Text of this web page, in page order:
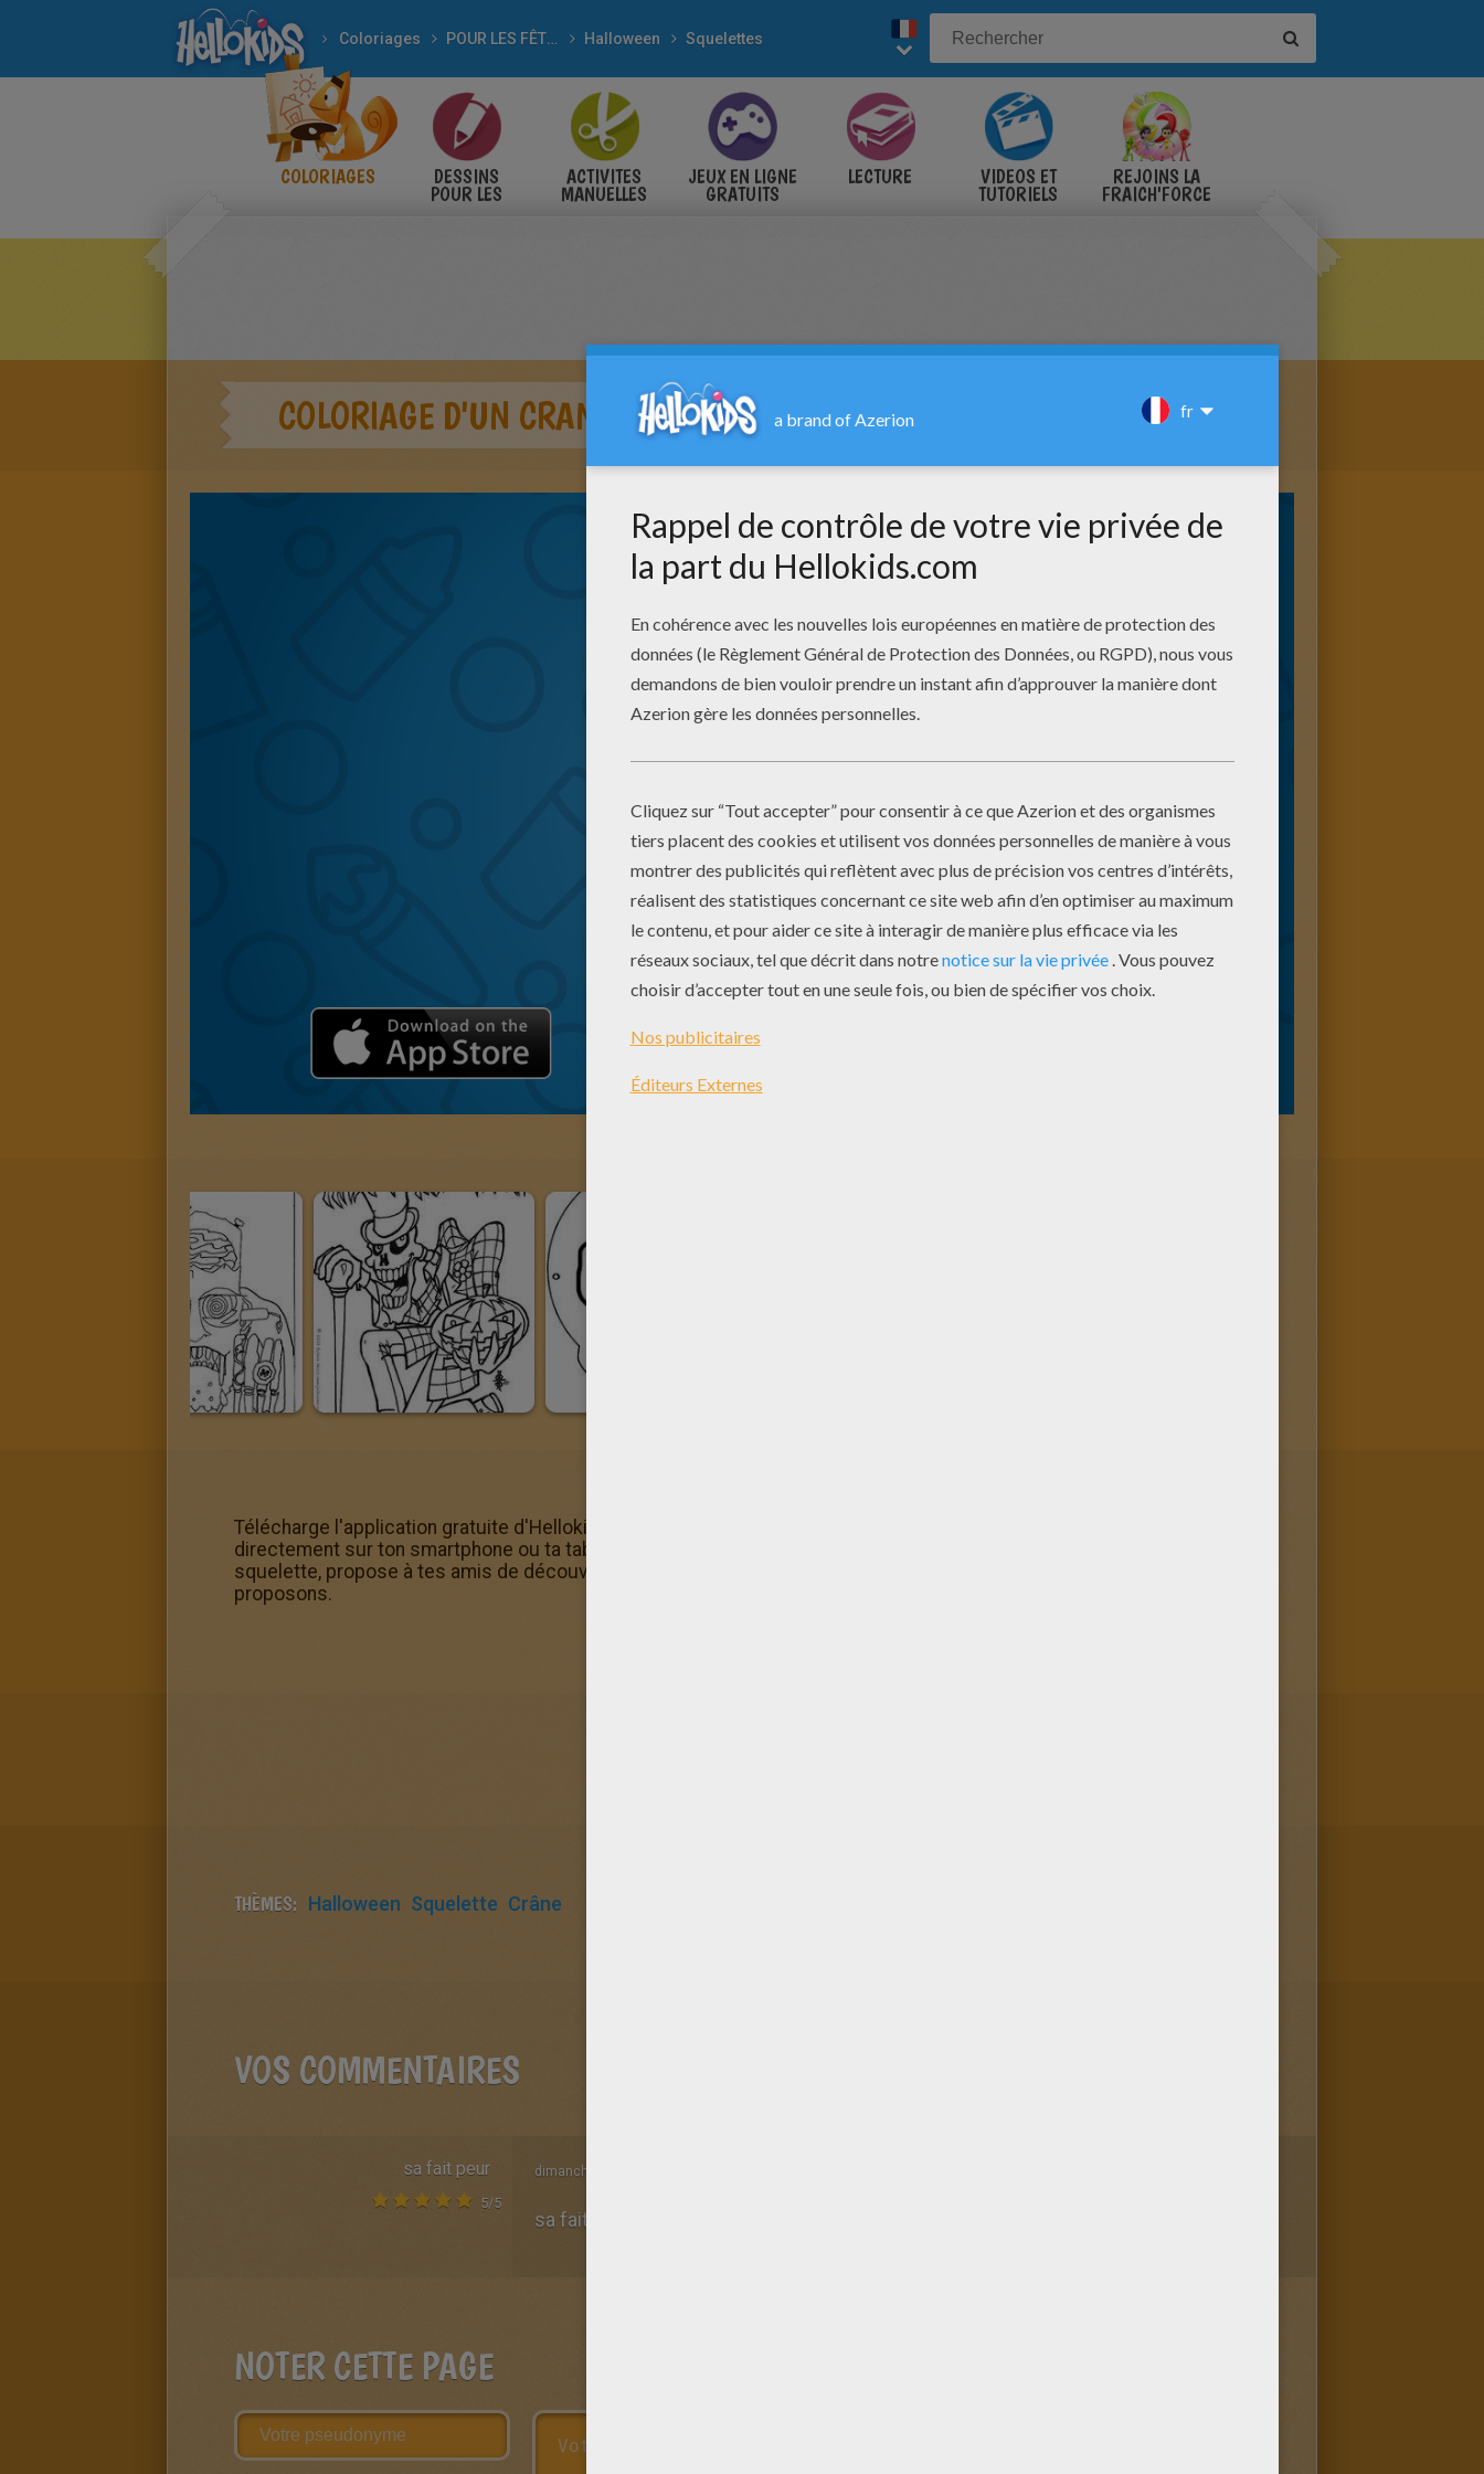
Coloriages POUR LES FÊTES Halloween Squelettes
COLORIAGES DESSINS
POUR LES
ACTIVITES
MANUELLES
JEUX EN LIGNE
GRATUITS
LECTURE VIDÉOS ET
TUTORIELS
REJOINS LA
FRAICH'FORCE
COLORIAGE D'UN CRANE DE SQUELETTE
Télécharge l'application gratuite d'Hellokids et colorie ce coloriage d'Halloween Coloriage d'un crane de squelette
directement sur ton smartphone ou ta tablette. Si tu aimes ce coloriage d'Halloween Coloriage d'un crane de
squelette, propose à tes amis de découvrir Hellokids ainsi que tous les contenus pour enfants que nous te
proposons.
THÈMES: Halloween Squelette Crâne
VOS COMMENTAIRES
sa fait peur
5/5
dimanche 12 Octobre 2014 à 15h46
sa fait peur
NOTER CETTE PAGE